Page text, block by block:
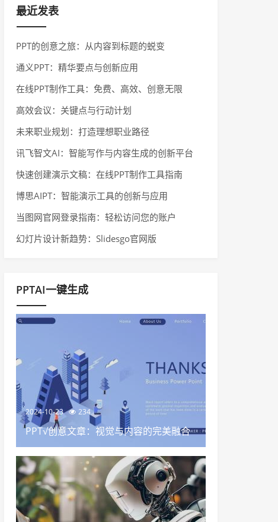
最近发表
PPT的创意之旅：从内容到标题的蜕变
通义PPT：精华要点与创新应用
在线PPT制作工具：免费、高效、创意无限
高效会议：关键点与行动计划
未来职业规划：打造理想职业路径
讯飞智文AI：智能写作与内容生成的创新平台
快速创建演示文稿：在线PPT制作工具指南
博思AIPT：智能演示工具的创新与应用
当图网官网登录指南：轻松访问您的账户
幻灯片设计新趋势：Slidesgo官网版
PPTAI一键生成
2024-10-23 234
PPT√创意文章：视觉与内容的完美融合